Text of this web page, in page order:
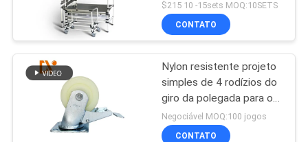
CONTACTE-
NOTÍCIA
CASOS
tubos magros
124
trabalho
$215 10 -15sets MOQ:10SETS
CONTATO
Nylon resistente projeto
simples de 4 rodízios do
giro da polegada para o
equipamento magro da
tubulação
Negociável MOQ:100 jogos
CONTATO